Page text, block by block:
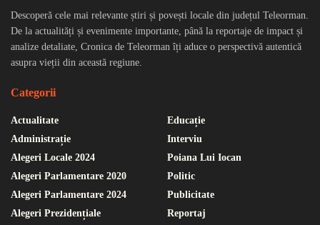
Descoperă cele mai relevante știri și povești locale din județul Teleorman.
De la actualități și evenimente importante, până la reportaje de impact și
analize detaliate, Cronica de Teleorman îți aduce o perspectivă autentică
asupra vieții din această regiune.
Categorii
Actualitate
Administrație
Alegeri Locale 2024
Alegeri Parlamentare 2020
Alegeri Parlamentare 2024
Alegeri Prezidențiale
Educație
Interviu
Poiana Lui Iocan
Politic
Publicitate
Reportaj